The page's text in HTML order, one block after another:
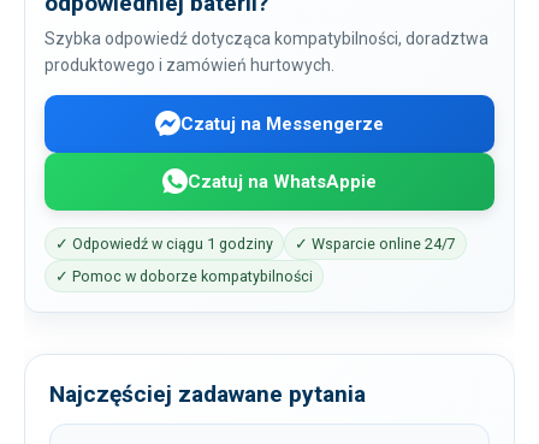
Szybka odpowiedź dotycząca kompatybilności, doradztwa
produktowego i zamówień hurtowych.
Czatuj na Messengerze
Czatuj na WhatsAppie
✓ Odpowiedź w ciągu 1 godziny
✓ Wsparcie online 24/7
✓ Pomoc w doborze kompatybilności
Najczęściej zadawane pytania